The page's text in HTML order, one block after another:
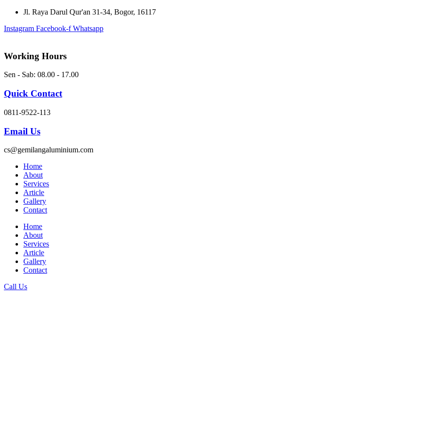
Skip
content
Jl. Raya Darul Qur'an 31-34, Bogor, 16117
Instagram Facebook-f Whatsapp
Working Hours
Sen - Sab: 08.00 - 17.00
Quick Contact
0811-9522-113
Email Us
cs@gemilangaluminium.com
Home
About
Services
Article
Gallery
Contact
Home
About
Services
Article
Gallery
Contact
Call Us